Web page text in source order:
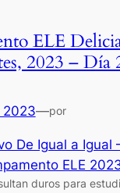
ELE
2023 – Día
2023—por
De Igual a Igual
ELE
duros para